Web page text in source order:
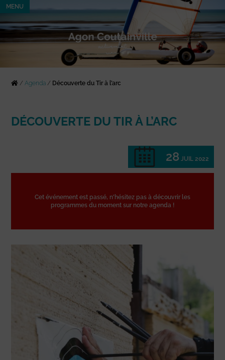
MENU
/Agenda / Découverte du Tir à l’arc
DÉCOUVERTE DU TIR À L’ARC
28 JUIL 2022
Cet événement est passé, n'hésitez pas à découvrir les
programmes du moment sur notre agenda !